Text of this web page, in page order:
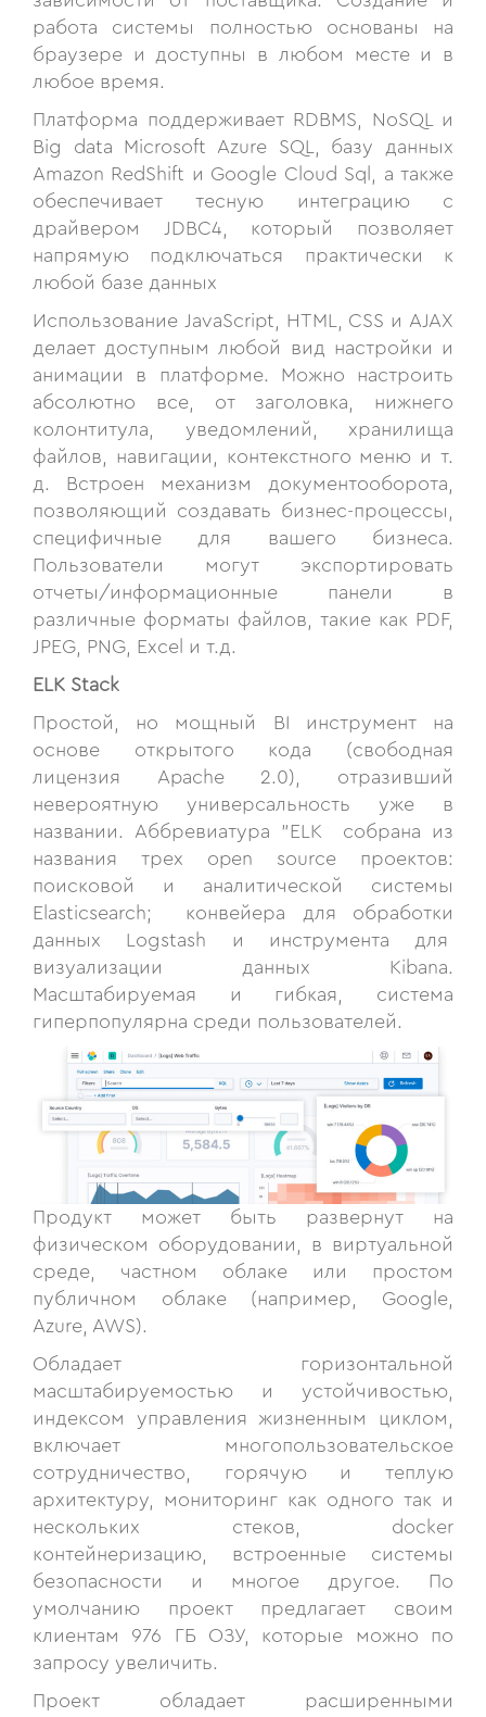
работа системы полностью основаны на
браузере и доступны в любом месте и в
любое время.
Платформа поддерживает RDBMS, NoSQL и
Big data Microsoft Azure SQL, базу данных
Amazon RedShift и Google Cloud Sql, а также
обеспечивает тесную интеграцию с
драйвером JDBC4, который позволяет
напрямую подключаться практически к
любой базе данных
Использование JavaScript, HTML, CSS и AJAX
делает доступным любой вид настройки и
анимации в платформе. Можно настроить
абсолютно все, от заголовка, нижнего
колонтитула, уведомлений, хранилища
файлов, навигации, контекстного меню и т.
д. Встроен механизм документооборота,
позволяющий создавать бизнес-процессы,
специфичные для вашего бизнеса.
Пользователи могут экспортировать
отчеты/информационные панели в
различные форматы файлов, такие как PDF,
JPEG, PNG, Excel и т.д.
ELK Stack
Простой, но мощный BI инструмент на
основе открытого кода (свободная
лицензия Apache 2.0), отразивший
невероятную универсальность уже в
названии. Аббревиатура ”ELK“ собрана из
названия трех open source проектов:
поисковой и аналитической системы
Elasticsearch; конвейера для обработки
данных Logstash и инструмента для
визуализации данных Kibana.
Масштабируемая и гибкая, система
гиперпопулярна среди пользователей.
Продукт может быть развернут на
физическом оборудовании, в виртуальной
среде, частном облаке или простом
публичном облаке (например, Google,
Azure, AWS).
Обладает горизонтальной
масштабируемостью и устойчивостью,
индексом управления жизненным циклом,
включает многопользовательское
сотрудничество, горячую и теплую
архитектуру, мониторинг как одного так и
нескольких стеков, docker
контейнеризацию, встроенные системы
безопасности и многое другое. По
умолчанию проект предлагает своим
клиентам 976 ГБ ОЗУ, которые можно по
запросу увеличить.
Проект обладает расширенными